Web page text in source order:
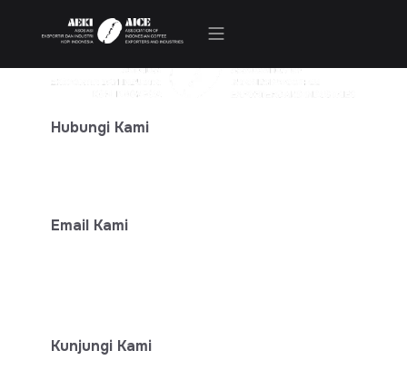
Hubungi Kami
Email Kami
Kunjungi Kami